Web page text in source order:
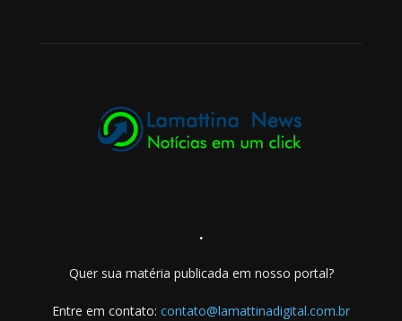
.
Quer sua matéria publicada em nosso portal?
Entre em contato: contato@lamattinadigital.com.br